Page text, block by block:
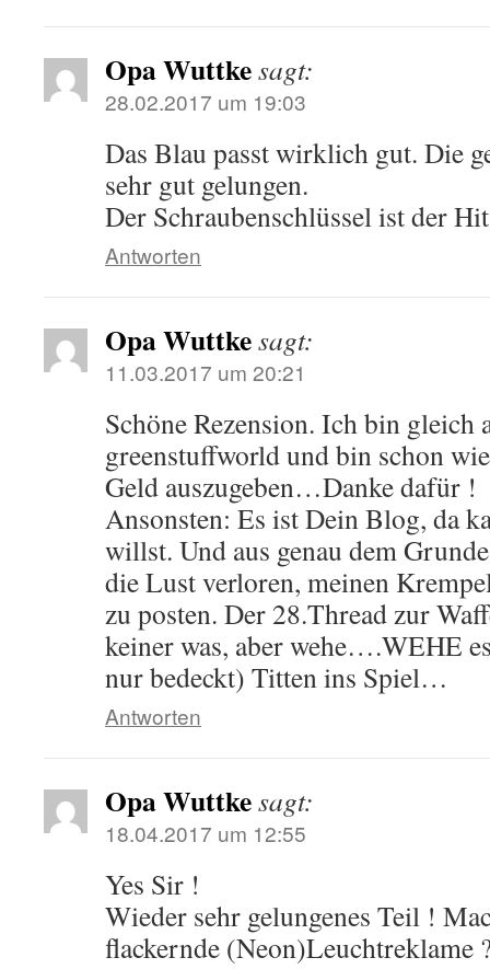
Opa Wuttkesagt:
28.02.2017 um 19:03
Das Blau passt wirklich gut. Die
sehr gut gelungen.
Der Schraubenschlüssel ist der
Antworten
Opa Wuttkesagt:
11.03.2017 um 20:21
Schöne Rezension. Ich bin gleich
greenstuffworld und bin schon
Geld auszugeben…Danke dafür !
Ansonsten: Es ist Dein Blog, da
willst. Und aus genau dem
die Lust verloren, meinen
zu posten. Der 28.Thread zur
keiner was, aber wehe….WEHE
nur bedeckt) Titten ins Spiel…
Antworten
Opa Wuttkesagt:
18.04.2017 um 12:55
Yes Sir !
Wieder sehr gelungenes Teil !
flackernde (Neon)Leuchtreklame